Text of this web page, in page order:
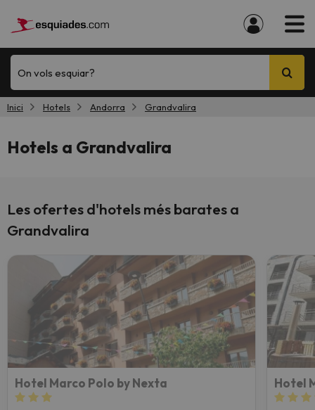
On vols esquiar?
Inici Hotels Andorra Grandvalira
Hotels a Grandvalira
Les ofertes d'hotels més barates a
Grandvalira
Hotel Marco Polo by Nexta Hotel